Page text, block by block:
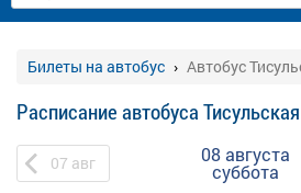
Билеты на автобус Автобус
Расписание автобуса
07 авг 08 августа
суббота